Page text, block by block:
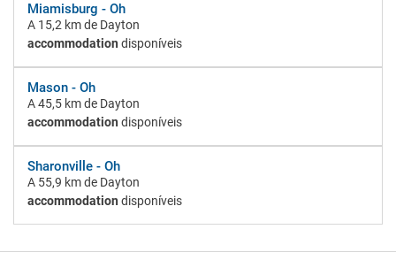
Miamisburg - Oh
A 15,2 kmde Dayton
accommodation disponíveis
Mason - Oh
A45,5 kmde Dayton
accommodation disponíveis
Sharonville - Oh
A 55,9 kmde Dayton
accommodation disponíveis